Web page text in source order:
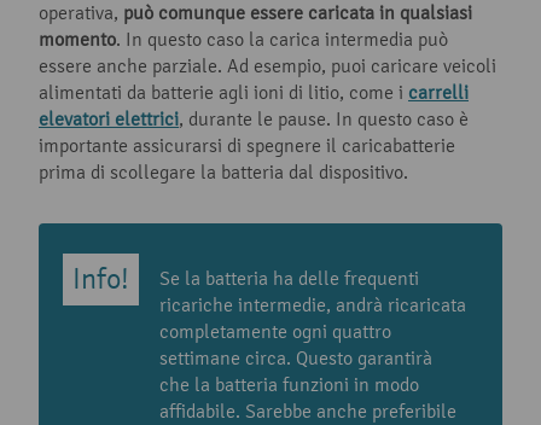
operativa, può comunque essere caricata in qualsiasi
momento. In questo caso la carica intermedia può
essere anche parziale. Ad esempio, puoi caricare veicoli
alimentati da batterie agli ioni di litio, come i carrelli
elevatori elettrici, durante le pause. In questo caso è
importante assicurarsi di spegnere il caricabatterie
prima di scollegare la batteria dal dispositivo.
Se la batteria ha delle frequenti
ricariche intermedie, andrà ricaricata
completamente ogni quattro
settimane circa. Questo garantirà
che la batteria funzioni in modo
affidabile. Sarebbe anche preferibile